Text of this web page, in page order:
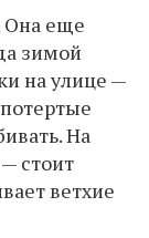
Она еще
зимой
на улице —
На
стоит
ветхие